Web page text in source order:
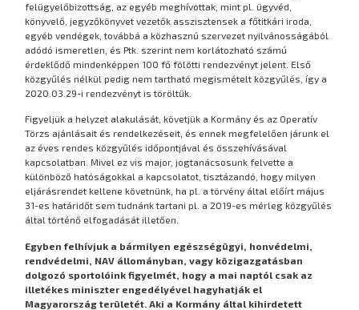
felügyelőbizottság, az egyéb meghívottak, mint pl. ügyvéd,
könyvelő, jegyzőkönyvet vezetők asszisztensek a főtitkári iroda,
egyéb vendégek, továbbá a közhasznú szervezet nyilvánosságából
adódó ismeretlen, és Ptk. szerint nem korlátozható számú
érdeklődő mindenképpen 100 fő fölötti rendezvényt jelent. Első
közgyűlés nélkül pedig nem tartható megismételt közgyűlés, így a
2020.03.29-i rendezvényt is töröltük.
Figyeljük a helyzet alakulását, követjük a Kormány és az Operatív
Törzs ajánlásait és rendelkezéseit, és ennek megfelelően járunk el
az éves rendes közgyűlés időpontjával és összehívásával
kapcsolatban. Mivel ez vis major, jogtanácsosunk felvette a
különböző hatóságokkal a kapcsolatot, tisztázandó, hogy milyen
eljárásrendet kellene követnünk, ha pl. a törvény által előírt május
31-es határidőt sem tudnánk tartani pl. a 2019-es mérleg közgyűlés
által történő elfogadását illetően.
Egyben felhívjuk a bármilyen egészségügyi, honvédelmi,
rendvédelmi, NAV állományban, vagy közigazgatásban
dolgozó sportolóink figyelmét, hogy a mai naptól csak az
illetékes miniszter engedélyével hagyhatják el
Magyarország területét. Aki a Kormány által kihirdetett